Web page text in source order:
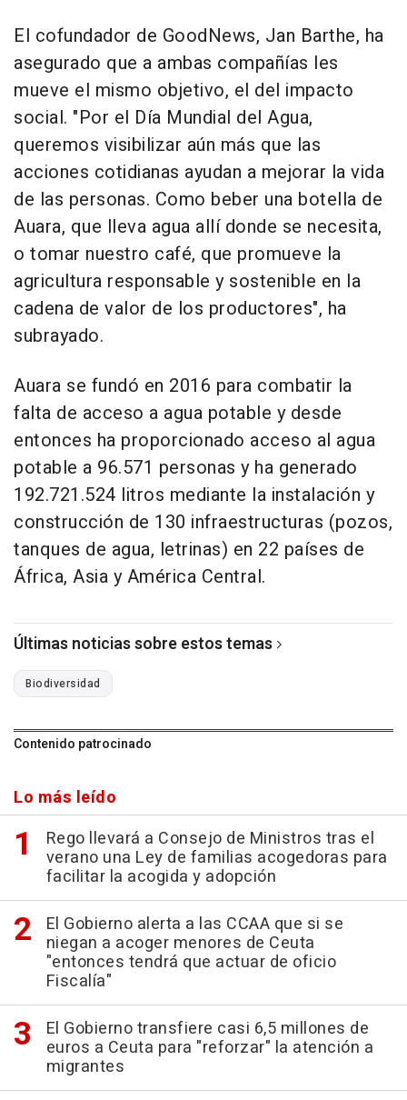
El cofundador de GoodNews, Jan Barthe, ha
asegurado que a ambas compañías les
mueve el mismo objetivo, el del impacto
social. "Por el Día Mundial del Agua,
queremos visibilizar aún más que las
acciones cotidianas ayudan a mejorar la vida
de las personas. Como beber una botella de
Auara, que lleva agua allí donde se necesita,
o tomar nuestro café, que promueve la
agricultura responsable y sostenible en la
cadena de valor de los productores", ha
subrayado.
Auara se fundó en 2016 para combatir la
falta de acceso a agua potable y desde
entonces ha proporcionado acceso al agua
potable a 96.571 personas y ha generado
192.721.524 litros mediante la instalación y
construcción de 130 infraestructuras (pozos,
tanques de agua, letrinas) en 22 países de
África, Asia y América Central.
Últimas noticias sobre estos temas
Biodiversidad
Contenido patrocinado
Lo más leído
Rego llevará a Consejo de Ministros tras el
verano una Ley de familias acogedoras para
facilitar la acogida y adopción
El Gobierno alerta a las CCAA que si se
niegan a acoger menores de Ceuta
"entonces tendrá que actuar de oficio
Fiscalía"
El Gobierno transfiere casi 6,5 millones de
euros a Ceuta para "reforzar" la atención a
migrantes